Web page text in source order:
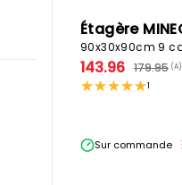
143.96 179.95 (A)
1
Sur commande